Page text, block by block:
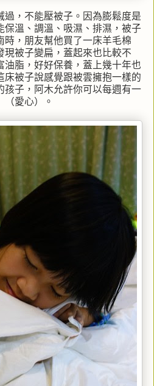
過，不能壓被子。因為膨鬆度是
保溫、調溫、吸濕、排濕，被子
時，朋友幫他買了一床羊毛棉
現被子變扁，蓋起來也比較不
油脂，好好保養，蓋上幾十年也
床被子說感覺跟被雲擁抱一樣的
孩子，阿木允許你可以每週有一
（愛心）。